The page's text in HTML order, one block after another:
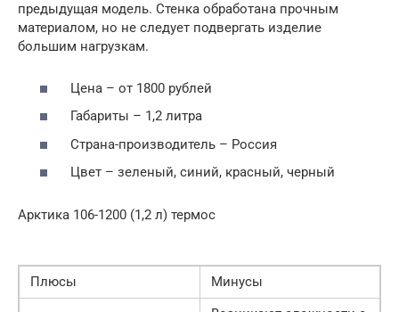
предыдущая модель. Стенка обработана прочным
материалом, но не следует подвергать изделие
большим нагрузкам.
Цена – от 1800 рублей
Габариты – 1,2 литра
Страна-производитель – Россия
Цвет – зеленый, синий, красный, черный
Арктика 106-1200 (1,2 л) термос
Плюсы
Минусы